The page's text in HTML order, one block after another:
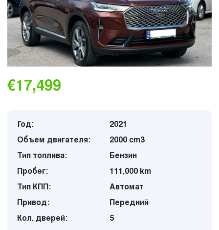
€17,499
Год:
2021
Объем двигателя:
2000 cm3
Тип топлива:
Бензин
Пробег:
111,000 km
Тип КПП:
Автомат
Привод:
Передний
Кол. дверей:
5